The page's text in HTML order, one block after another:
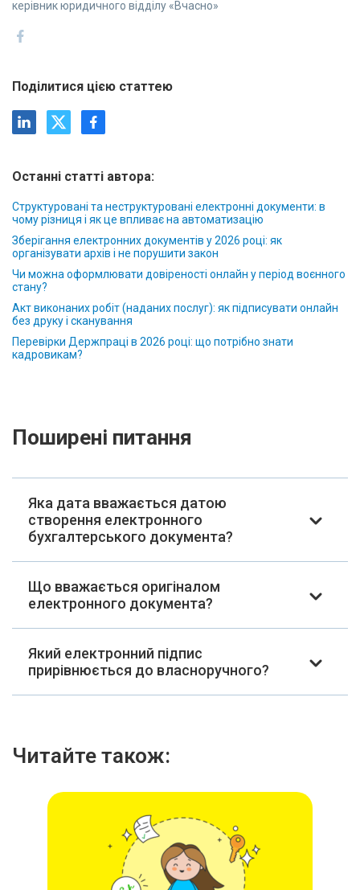
керівник юридичного відділу «Вчасно»
Поділитися цією статтею
Останні статті автора:
Структуровані та неструктуровані електронні документи: в
чому різниця і як це впливає на автоматизацію
Зберігання електронних документів у 2026 році: як
організувати архів і не порушити закон
Чи можна оформлювати довіреності онлайн у період воєнного
стану?
Акт виконаних робіт (наданих послуг): як підписувати онлайн
без друку і сканування
Перевірки Держпраці в 2026 році: що потрібно знати
кадровикам?
Поширені питання
Яка дата вважається датою
створення електронного
бухгалтерського документа?
Що вважається оригіналом
електронного документа?
Який електронний підпис
прирівнюється до власноручного?
Читайте також: